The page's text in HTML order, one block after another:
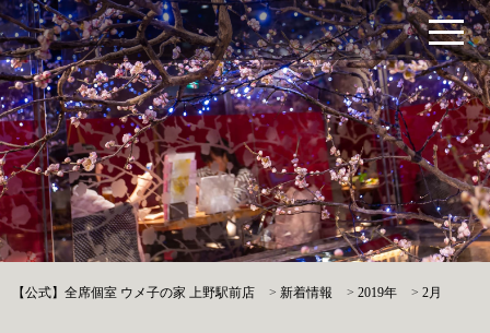
【公式】全席個室 ウメ子の家 上野駅前店 >新着情報 >2019年 >2月